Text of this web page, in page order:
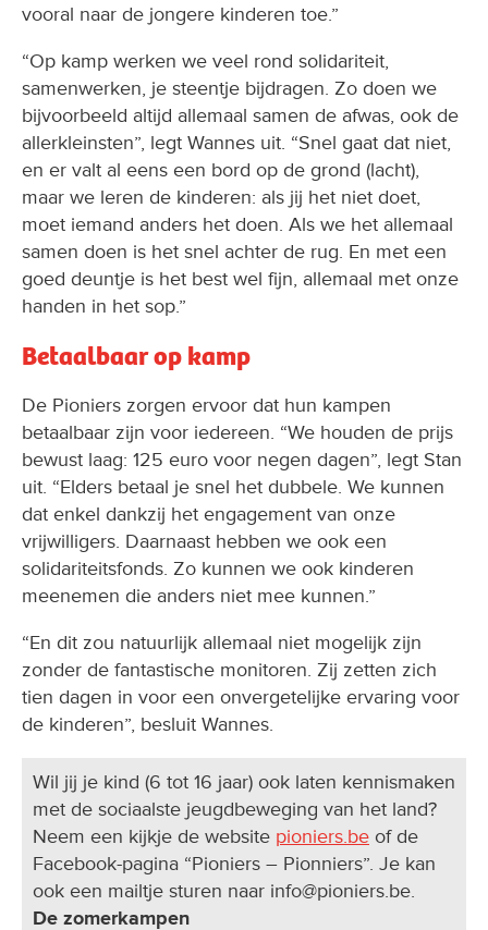
vooral naar de jongere kinderen toe.”
“Op kamp werken we veel rond solidariteit,
samenwerken, je steentje bijdragen. Zo doen we
bijvoorbeeld altijd allemaal samen de afwas, ook de
allerkleinsten”, legt Wannes uit. “Snel gaat dat niet,
en er valt al eens een bord op de grond (lacht),
maar we leren de kinderen: als jij het niet doet,
moet iemand anders het doen. Als we het allemaal
samen doen is het snel achter de rug. En met een
goed deuntje is het best wel fijn, allemaal met onze
handen in het sop.”
Betaalbaar op kamp
De Pioniers zorgen ervoor dat hun kampen
betaalbaar zijn voor iedereen. “We houden de prijs
bewust laag: 125 euro voor negen dagen”, legt Stan
uit. “Elders betaal je snel het dubbele. We kunnen
dat enkel dankzij het engagement van onze
vrijwilligers. Daarnaast hebben we ook een
solidariteitsfonds. Zo kunnen we ook kinderen
meenemen die anders niet mee kunnen.”
“En dit zou natuurlijk allemaal niet mogelijk zijn
zonder de fantastische monitoren. Zij zetten zich
tien dagen in voor een onvergetelijke ervaring voor
de kinderen”, besluit Wannes.
Wil jij je kind (6 tot 16 jaar) ook laten kennismaken
met de sociaalste jeugdbeweging van het land?
Neem een kijkje de website pioniers.be of de
Facebook-pagina “Pioniers – Pionniers”. Je kan
ook een mailtje sturen naar info@pioniers.be.
De zomerkampen